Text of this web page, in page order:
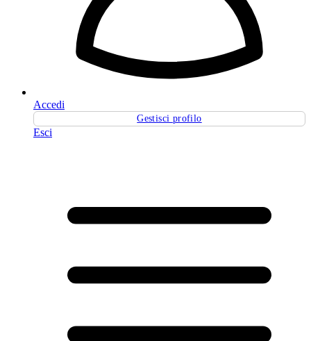
Accedi
Gestisci profilo
Esci